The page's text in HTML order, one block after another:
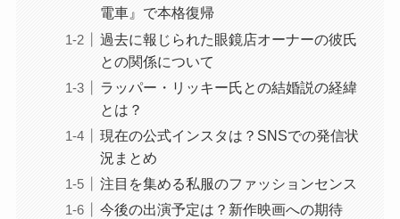
電車』で本格復帰
過去に報じられた眼鏡店オーナーの彼氏
との関係について
ラッパー・リッキー氏との結婚説の経緯
とは？
現在の公式インスタは？SNSでの発信状
況まとめ
注目を集める私服のファッションセンス
今後の出演予定は？新作映画への期待